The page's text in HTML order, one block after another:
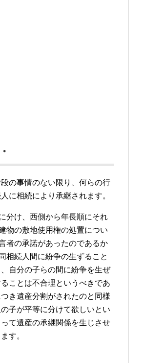
の事情のない限り、何らの行
に相続により承継されます。
分け、西側から年長順にそれ
物の敷地使用権の処置につい
者の承諾があったのであるか
相続人間に紛争の生ずること
自分の子らの間に紛争を生ぜ
ことは不合理というべきであ
き遺産分割がされたのと同様
子が平等に分けて欲しいとい
て遺産の承継関係を生じさせ
す。